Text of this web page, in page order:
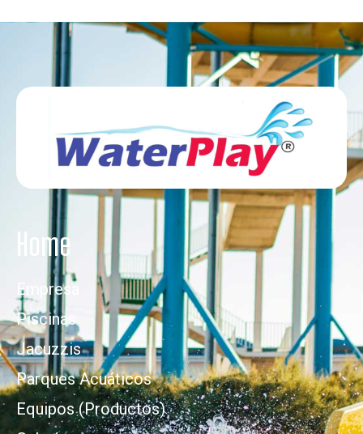
Home
Empresa
Piscinas
Jacuzzis
Parques Acuáticos
Equipos (Productos)